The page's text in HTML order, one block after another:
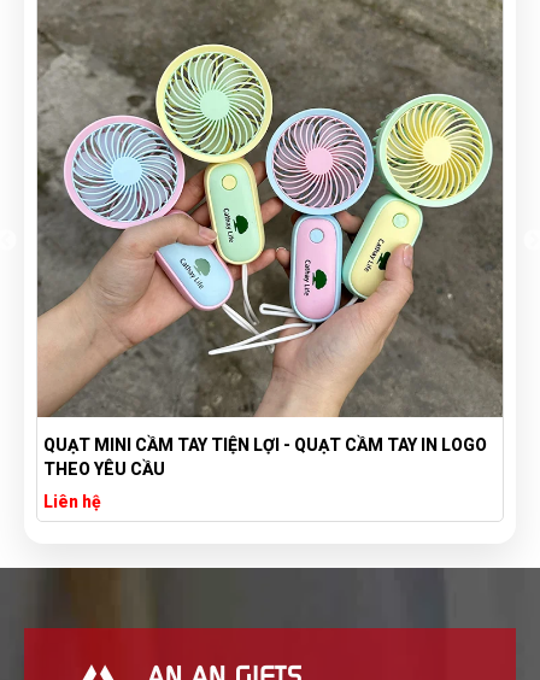
QUẠT MINI CẦM TAY TIỆN LỢI - QUẠT CẦM TAY IN LOGO
THEO YÊU CẦU
Liên hệ